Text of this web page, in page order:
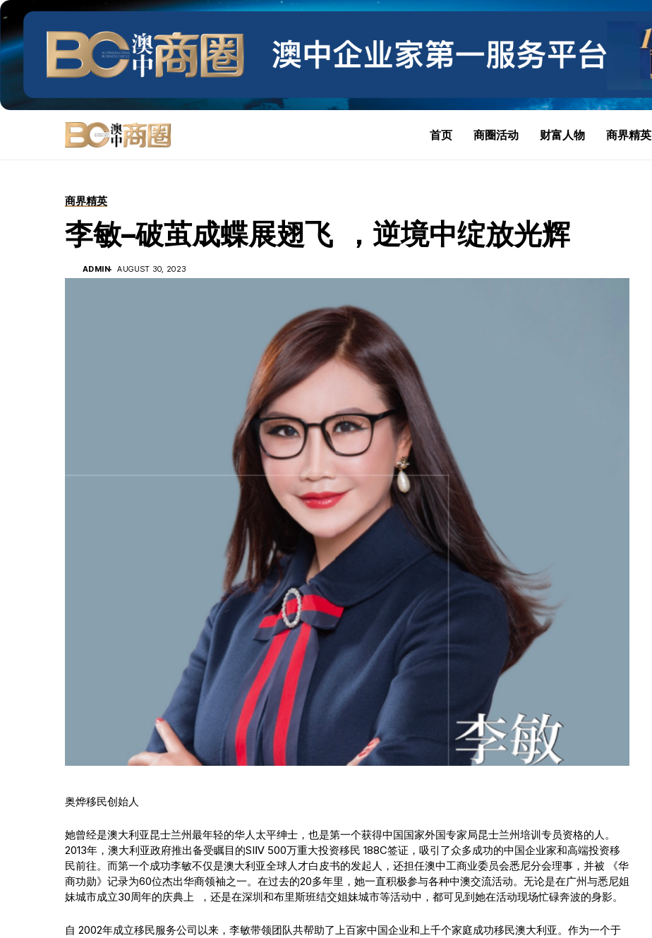
首页 商圈活动 财富人物 商界精英
商界精英
李敏–破茧成蝶展翅飞 ，逆境中绽放光辉
ADMIN AUGUST 30, 2023
奥烨移民创始人
她曾经是澳大利亚昆士兰州最年轻的华人太平绅士，也是第一个获得中国国家外国专家局昆士兰州培训专员资格的人。
2013年，澳大利亚政府推出备受瞩目的SIⅣ 500万重大投资移民 188C签证，吸引了众多成功的中国企业家和高端投资移
民前往。而第一个成功李敏不仅是澳大利亚全球人才白皮书的发起人，还担任澳中工商业委员会悉尼分会理事，并被 《华
商功勋》记录为60位杰出华商领袖之一。在过去的20多年里，她一直积极参与各种中澳交流活动。无论是在广州与悉尼姐
妹城市成立30周年的庆典上 ，还是在深圳和布里斯班结交姐妹城市等活动中，都可见到她在活动现场忙碌奔波的身影。
自 2002年成立移民服务公司以来，李敏带领团队共帮助了上百家中国企业和上千个家庭成功移民澳大利亚。作为一个于